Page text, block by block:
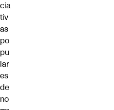
cia
tiv
as
po
pu
lar
es
de
no